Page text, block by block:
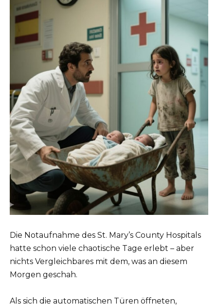
Die Notaufnahme des St. Mary’s County Hospitals
hatte schon viele chaotische Tage erlebt – aber
nichts Vergleichbares mit dem, was an diesem
Morgen geschah.
Als sich die automatischen Türen öffneten,